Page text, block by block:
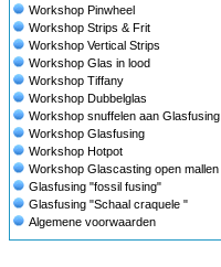
Workshop Pinwheel
Workshop Strips & Frit
Workshop Vertical Strips
Workshop Glas in lood
Workshop Tiffany
Workshop Dubbelglas
Workshop snuffelen aan Glasfusing
Workshop Glasfusing
Workshop Hotpot
Workshop Glascasting open mallen
Glasfusing "fossil fusing"
Glasfusing "Schaal craquele "
Algemene voorwaarden